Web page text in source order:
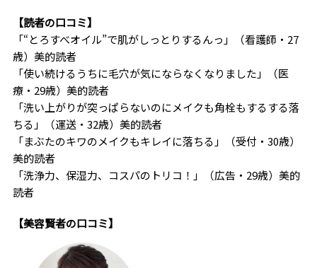
【読者の口コミ】
「“とろすべオイル”で肌がしっとりするんっ」（看護師・27
歳）美的読者
「使い続けるうちに毛穴が気にならなくなりました」（医
療・29歳）美的読者
「洗い上がりが突っぱらないのにメイクも角栓もするする落
ちる」（運送・32歳）美的読者
「まぶたのキワのメイクもキレイに落ちる」（受付・30歳）
美的読者
「洗浄力、保湿力、コスパのトリコ！」（広告・29歳）美的
読者
【美容賢者の口コミ】